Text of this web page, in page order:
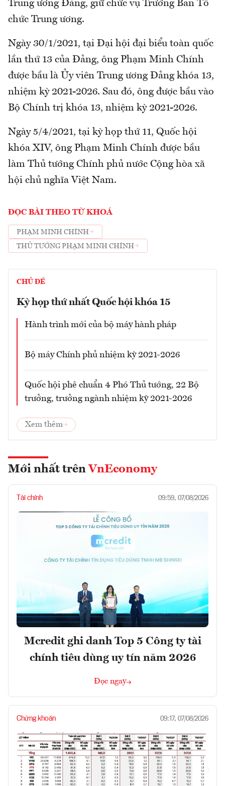
Trung ương Đảng, giữ chức vụ Trưởng Ban Tổ
chức Trung ương.
Ngày 30/1/2021, tại Đại hội đại biểu toàn quốc
lần thứ 13 của Đảng, ông Phạm Minh Chính
được bầu là Ủy viên Trung ương Đảng khóa 13,
nhiệm kỳ 2021-2026. Sau đó, ông được bầu vào
Bộ Chính trị khóa 13, nhiệm kỳ 2021-2026.
Ngày 5/4/2021, tại kỳ họp thứ 11, Quốc hội
khóa XIV, ông Phạm Minh Chính được bầu
làm Thủ tướng Chính phủ nước Cộng hòa xã
hội chủ nghĩa Việt Nam.
ĐỌC BÀI THEO TỪ KHOÁ
PHẠM MINH CHÍNH
THỦ TƯỚNG PHẠM MINH CHÍNH
CHỦ ĐỀ
Kỳ họp thứ nhất Quốc hội khóa 15
Hành trình mới của bộ máy hành pháp
Bộ máy Chính phủ nhiệm kỳ 2021-2026
Quốc hội phê chuẩn 4 Phó Thủ tướng, 22 Bộ
trưởng, trưởng ngành nhiệm kỳ 2021-2026
Xem thêm
Mới nhất trên VnEconomy
Tài chính 09:59, 07/08/2026
Mcredit ghi danh Top 5 Công ty tài
chính tiêu dùng uy tín năm 2026
Đọc ngay
Chứng khoán 09:17, 07/08/2026